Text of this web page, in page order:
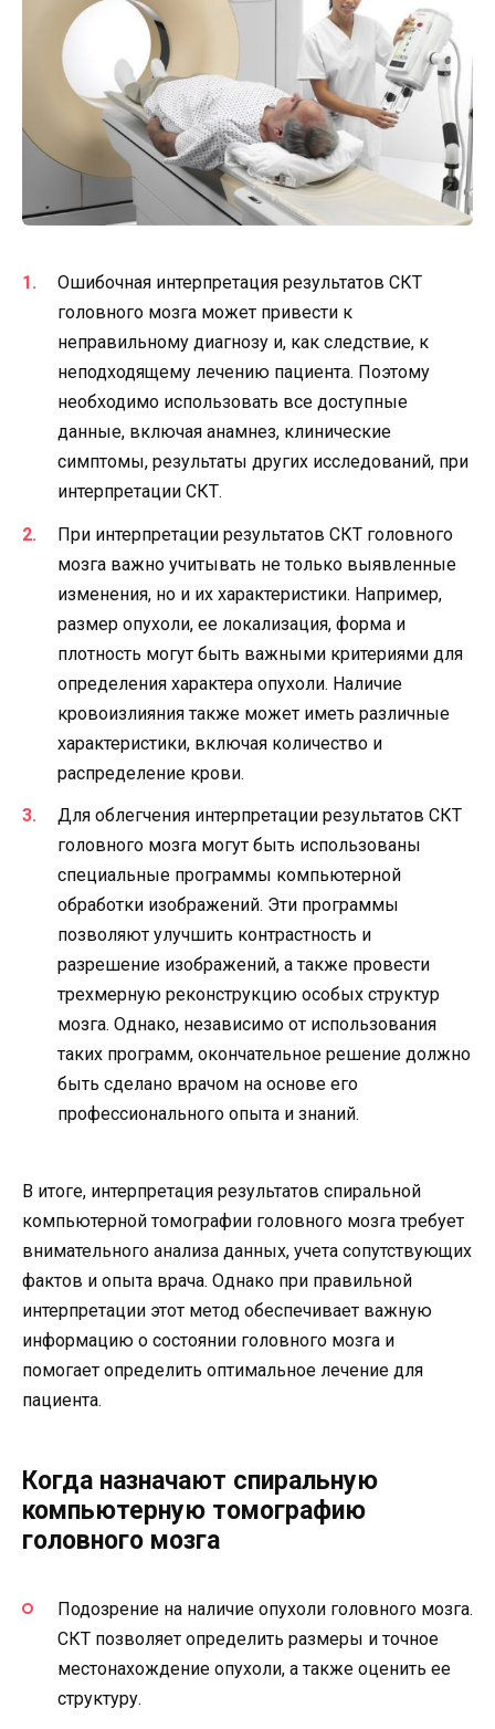
Ошибочная интерпретация результатов СКТ
головного мозга может привести к
неправильному диагнозу и, как следствие, к
неподходящему лечению пациента. Поэтому
необходимо использовать все доступные
данные, включая анамнез, клинические
симптомы, результаты других исследований, при
интерпретации СКТ.
При интерпретации результатов СКТ головного
мозга важно учитывать не только выявленные
изменения, но и их характеристики. Например,
размер опухоли, ее локализация, форма и
плотность могут быть важными критериями для
определения характера опухоли. Наличие
кровоизлияния также может иметь различные
характеристики, включая количество и
распределение крови.
Для облегчения интерпретации результатов СКТ
головного мозга могут быть использованы
специальные программы компьютерной
обработки изображений. Эти программы
позволяют улучшить контрастность и
разрешение изображений, а также провести
трехмерную реконструкцию особых структур
мозга. Однако, независимо от использования
таких программ, окончательное решение должно
быть сделано врачом на основе его
профессионального опыта и знаний.
В итоге, интерпретация результатов спиральной
компьютерной томографии головного мозга требует
внимательного анализа данных, учета сопутствующих
фактов и опыта врача. Однако при правильной
интерпретации этот метод обеспечивает важную
информацию о состоянии головного мозга и
помогает определить оптимальное лечение для
пациента.
Когда назначают спиральную
компьютерную томографию
головного мозга
Подозрение на наличие опухоли головного мозга.
СКТ позволяет определить размеры и точное
местонахождение опухоли, а также оценить ее
структуру.